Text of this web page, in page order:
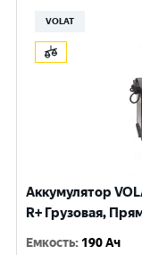
VOLAT
Аккумулятор
R+ Грузовая,
Емкость: 190 Ач